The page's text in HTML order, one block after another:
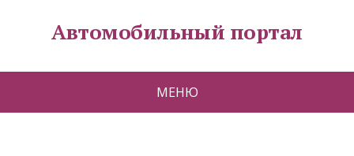
Автомобильный портал
МЕНЮ